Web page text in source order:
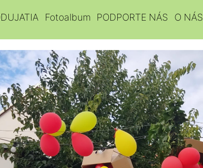
Fotoalbum PODPORTE NÁS O NÁS